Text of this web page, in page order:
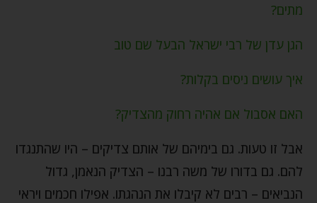
מתים?
הגן עדן של רבי ישראל הבעל שם טוב
איך עושים ניסים בקלות?
האם אסבול אם אהיה רחוק מהצדיק?
אבל זו טעות. גם בימיהם של אותם צדיקים – היו שהתנגדו
להם. גם בדורו של משה רבנו – הצדיק הנאמן, גדול
הנביאים – רבים לא קיבלו את הנהגתו. אפילו חכמים ויראי